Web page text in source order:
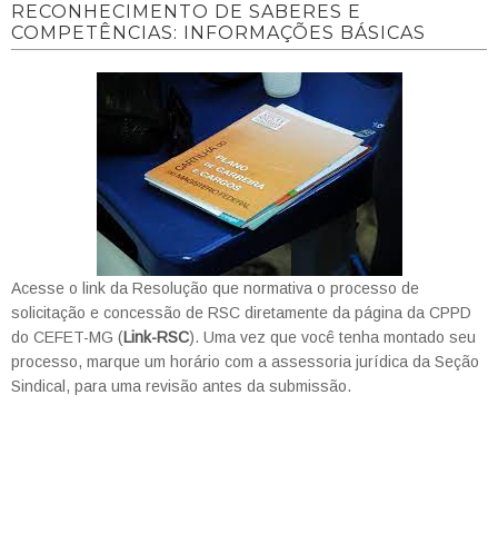
RECONHECIMENTO DE SABERES E
COMPETÊNCIAS: INFORMAÇÕES BÁSICAS
Acesse o link da Resolução que normativa o processo de
solicitação e concessão de RSC diretamente da página da CPPD
do CEFET-MG (Link-RSC). Uma vez que você tenha montado seu
processo, marque um horário com a assessoria jurídica da Seção
Sindical, para uma revisão antes da submissão.